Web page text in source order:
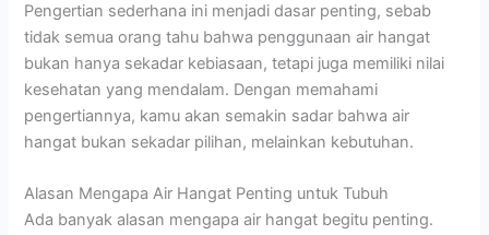
Pengertian sederhana ini menjadi dasar penting, sebab
tidak semua orang tahu bahwa penggunaan air hangat
bukan hanya sekadar kebiasaan, tetapi juga memiliki nilai
kesehatan yang mendalam. Dengan memahami
pengertiannya, kamu akan semakin sadar bahwa air
hangat bukan sekadar pilihan, melainkan kebutuhan.
Alasan Mengapa Air Hangat Penting untuk Tubuh
Ada banyak alasan mengapa air hangat begitu penting.